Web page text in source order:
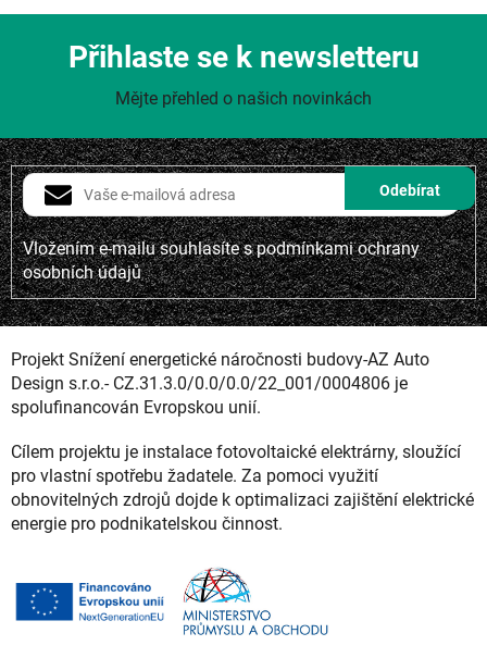
Vložením e-mailu souhlasíte spodmínkami ochrany
osobních údajů
Přihlaste se k newsletteru
Mějte přehled o našich novinkách
Projekt Snížení energetické náročnosti budovy-AZ Auto
Design s.r.o.- CZ.31.3.0/0.0/0.0/22_001/0004806 je
spolufinancován Evropskou unií.
Cílem projektu je instalace fotovoltaické elektrárny, sloužící
pro vlastní spotřebu žadatele. Za pomoci využití
obnovitelných zdrojů dojde k optimalizaci zajištění elektrické
energie pro podnikatelskou činnost.